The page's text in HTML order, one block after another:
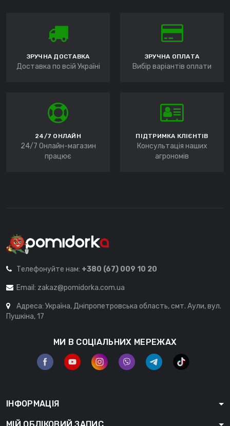
ЗРУЧНА ДОСТАВКА
Доставка по всій Україні
ЗРУЧНА ОПЛАТА
Вибір варіантів оплати
24/7 ОНЛАЙН
24/7 Онлайн-магазин
працює
ПІДТРИМКА КЛІЄНТІВ
Консультація наших
агрономів
Телефонуйте нам: +380 (67) 009 10 20
Email: zakaz@pomidorka.com.ua
Адреса: Україна, Дніпропетровська область, смт. Аули, вул.
Пушкіна, 17
МИ В СОЦІАЛЬНИХ МЕРЕЖАХ
ІНФОРМАЦІЯ
МІЙ ОБЛІКОВИЙ ЗАПИС